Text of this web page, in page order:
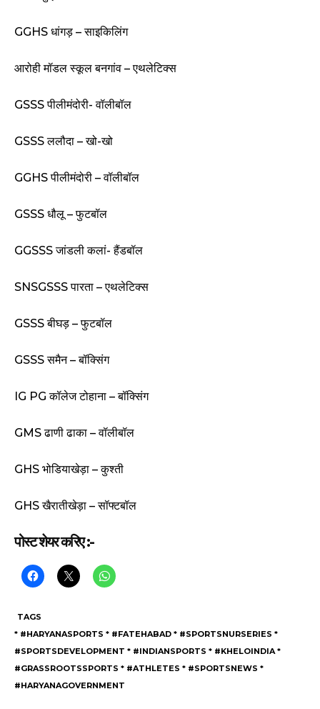
GGHS धांगड़ – साइकिलिंग
आरोही मॉडल स्कूल बनगांव – एथलेटिक्स
GSSS पीलीमंदोरी- वॉलीबॉल
GSSS ललौदा – खो-खो
GGHS पीलीमंदोरी – वॉलीबॉल
GSSS धौलू – फुटबॉल
GGSSS जांडली कलां- हैंडबॉल
SNSGSSS पारता – एथलेटिक्स
GSSS बीघड़ – फुटबॉल
GSSS समैन – बॉक्सिंग
IG PG कॉलेज टोहाना – बॉक्सिंग
GMS ढाणी ढाका – वॉलीबॉल
GHS भोडियाखेड़ा – कुश्ती
GHS खैरातीखेड़ा – सॉफ्टबॉल
पोस्ट शेयर करिए :-
TAGS
* #HARYANASPORTS * #FATEHABAD * #SPORTSNURSERIES *
#SPORTSDEVELOPMENT * #INDIANSPORTS * #KHELOINDIA *
#GRASSROOTSSPORTS * #ATHLETES * #SPORTSNEWS *
#HARYANAGOVERNMENT